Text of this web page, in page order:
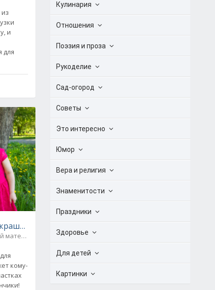
и
для
Бросовый материал / Дачный дизайн
кому-
Кулинария
Отношения
Поэзия и проза
Рукоделие
Сад-огород
Советы
Это интересно
Юмор
Вера и религия
Знаменитости
Праздники
Здоровье
Для детей
Картинки